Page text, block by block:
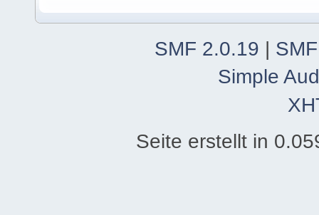
SMF 2.0.19
Simple
Seite erstellt in